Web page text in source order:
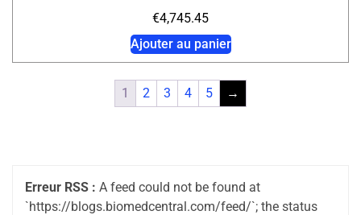
€4,745.45
Ajouter au panier
1 2 3 4 5 →
Erreur RSS : A feed could not be found at
`https://blogs.biomedcentral.com/feed/`; the status